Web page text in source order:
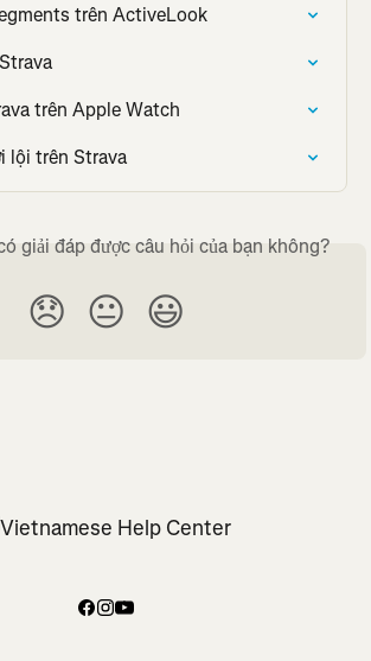
trên ActiveLook
trên Apple Watch
lội trên Strava
giải đáp được câu hỏi của bạn không?
😞 😐 😃